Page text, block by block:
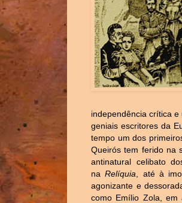
independência crítica
geniais escritores da
tempo um dos
Queirós tem ferido na
antinatural celibato
naRelíquia , até à
agonizante e
como Emílio Zola,